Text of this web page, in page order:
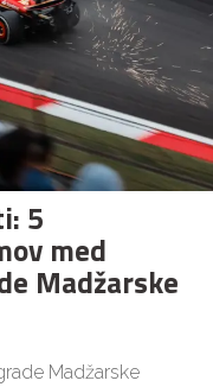
5
med
Madžarske
Madžarske